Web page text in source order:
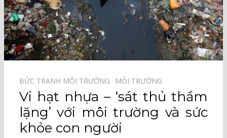
BỨC TRANH MÔI TRƯỜNG⠀ MÔI TRƯỜNG⠀
Vi hạt nhựa – ‘sát thủ thầm
lặng’ với môi trường và sức
khỏe con người